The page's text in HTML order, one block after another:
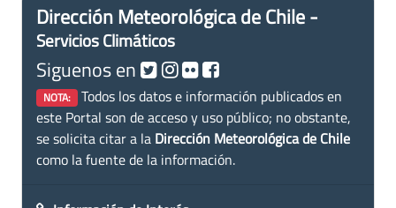
Dirección Meteorológica de Chile -
Servicios Climáticos
Siguenos en
NOTA: Todos los datos e información publicados en
este Portal son de acceso y uso público; no obstante,
se solicita citar a la Dirección Meteorológica de Chile
como la fuente de la información.